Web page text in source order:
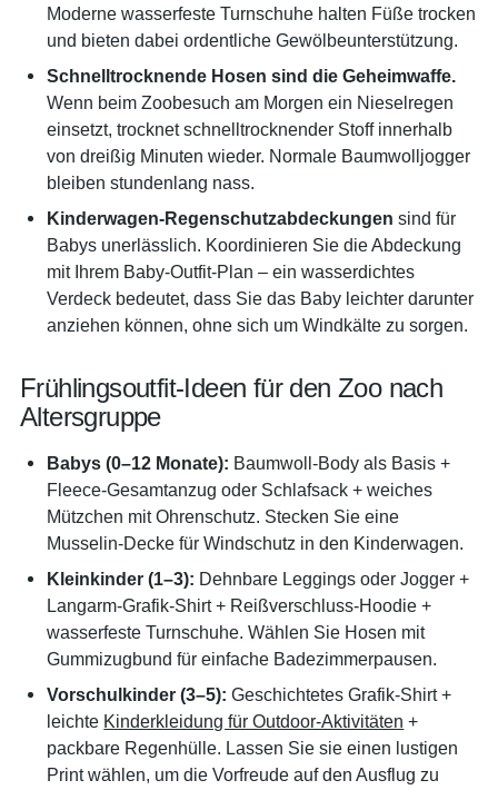
Moderne wasserfeste Turnschuhe halten Füße trocken
und bieten dabei ordentliche Gewölbeunterstützung.
Schnelltrocknende Hosen sind die Geheimwaffe.
Wenn beim Zoobesuch am Morgen ein Nieselregen
einsetzt, trocknet schnelltrocknender Stoff innerhalb
von dreißig Minuten wieder. Normale Baumwolljogger
bleiben stundenlang nass.
Kinderwagen-Regenschutzabdeckungen sind für
Babys unerlässlich. Koordinieren Sie die Abdeckung
mit Ihrem Baby-Outfit-Plan – ein wasserdichtes
Verdeck bedeutet, dass Sie das Baby leichter darunter
anziehen können, ohne sich um Windkälte zu sorgen.
Frühlingsoutfit-Ideen für den Zoo nach
Altersgruppe
Babys (0–12 Monate): Baumwoll-Body als Basis +
Fleece-Gesamtanzug oder Schlafsack + weiches
Mützchen mit Ohrenschutz. Stecken Sie eine
Musselin-Decke für Windschutz in den Kinderwagen.
Kleinkinder (1–3): Dehnbare Leggings oder Jogger +
Langarm-Grafik-Shirt + Reißverschluss-Hoodie +
wasserfeste Turnschuhe. Wählen Sie Hosen mit
Gummizugbund für einfache Badezimmerpausen.
Vorschulkinder (3–5): Geschichtetes Grafik-Shirt +
leichte Kinderkleidung für Outdoor-Aktivitäten +
packbare Regenhülle. Lassen Sie sie einen lustigen
Print wählen, um die Vorfreude auf den Ausflug zu